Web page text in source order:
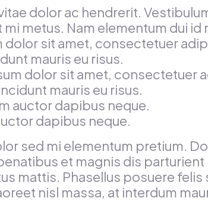
dolor ac hendrerit.
mi metus. Nam elementum dui
dolor sit amet, consectetuer
mauris eu risus.
dolor sit amet, consectetuer
mauris eu risus.
auctor dapibus neque.
dapibus neque.
sed mi elementum pretium.
et magnis dis
mattis. Phasellus posuere
nisl massa, at interdum